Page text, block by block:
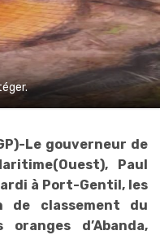
Le gouverneur de
Paul
à Port-Gentil, les
de classement du
d’Abanda,